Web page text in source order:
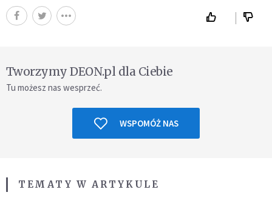
Tworzymy DEON.pl dla Ciebie
Tu możesz nas wesprzeć.
WSPOMÓŻ NAS
TEMATY W ARTYKULE